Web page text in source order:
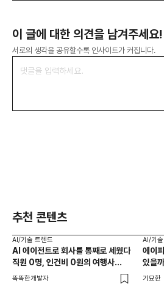
이 글에 대한 의견을 남겨주세요!
서로의 생각을 공유할수록 인사이트가 커집니다.
추천 콘텐츠
AI/기술 트렌드
AI 에이전트로 회사를 통째로 세웠다
직원 0명, 인건비 0원의 여행사
제작기
똑똑한개발자
AI/기
에이
있을
기묘한